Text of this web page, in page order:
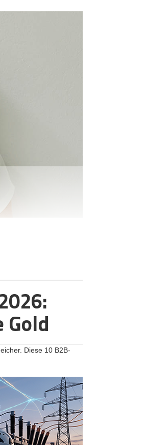
Community und
40.000 Frauen. Im
sich ließ, wieso ein
ups beim
dein Auslöser, die
Ich wollte immer
70, bei Raisin
Gold
Diese 10 B2B-